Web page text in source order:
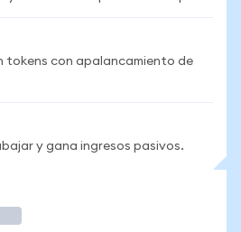
tokens con apalancamiento de
y gana ingresos pasivos.